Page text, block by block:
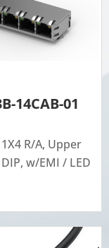
14CAB-01
1X4 R/A, Upper
w/EMI / LED